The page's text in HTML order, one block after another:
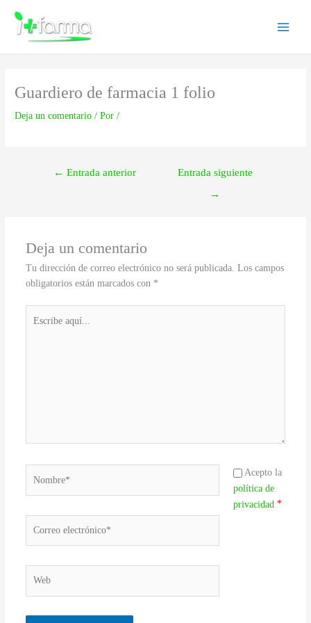
contenido
Guardiero de farmacia 1 folio
Deja un comentario / Por/
← Entrada anterior
Entrada siguiente
→
Deja un comentario
Tu dirección de correo electrónico no será publicada. Los campos
obligatorios están marcados con *
aquí...
electrónico*
Acepto la
política de
privacidad *